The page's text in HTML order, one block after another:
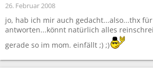
26. Februar 2008
jo, hab ich mir auch gedacht...also...thx
antworten...könnt natürlich alles
gerade so im mom. einfällt ;) ;)